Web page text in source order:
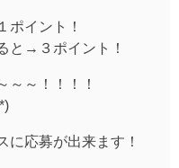
ポイント！
と→３ポイント！
～～！！！！
に応募が出来ます！